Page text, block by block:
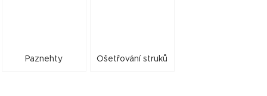
Paznehty Ošetřování struků